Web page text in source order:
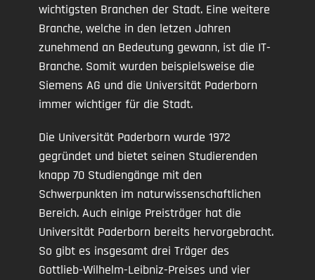
wichtigsten Branchen der Stadt. Eine weitere
Branche, welche in den letzen Jahren
zunehmend an Bedeutung gewann, ist die IT-
Branche. Somit wurden beispielsweise die
Siemens AG und die Universität Paderborn
immer wichtiger für die Stadt.
Die Universität Paderborn wurde 1972
gegründet und bietet seinen Studierenden
knapp 70 Studiengänge mit den
Schwerpunkten im naturwissenschaftlichen
Bereich. Auch einige Preisträger hat die
Universität Paderborn bereits hervorgebracht.
So gibt es insgesamt drei Träger des
Gottlieb-Wilhelm-Leibniz-Preises und vier